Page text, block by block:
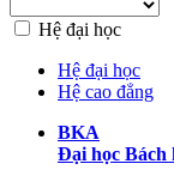
Hệ đại học
Hệ đại học
Hệ cao đẳng
BKA
Đại học Bách